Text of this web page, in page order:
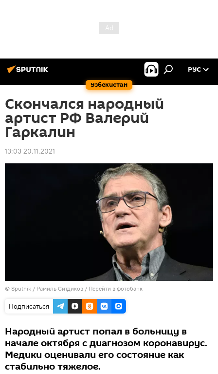
Узбекистан
РУС
Скончался народный
артист РФ Валерий
Гаркалин
13:03 20.11.2021
© Sputnik / Рамиль Ситдиков / Перейти в фотобанк
Подписаться
Народный артист попал в больницу в
начале октября с диагнозом коронавирус.
Медики оценивали его состояние как
стабильно тяжелое.